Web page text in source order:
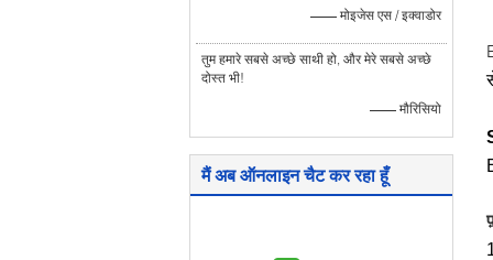
—— मोइजेस एस / इक्वाडोर
तुम हमारे सबसे अच्छे साथी हो, और मेरे सबसे अच्छे
दोस्त भी!
—— मौरिसियो
मैं अब ऑनलाइन चैट कर रहा हूँ